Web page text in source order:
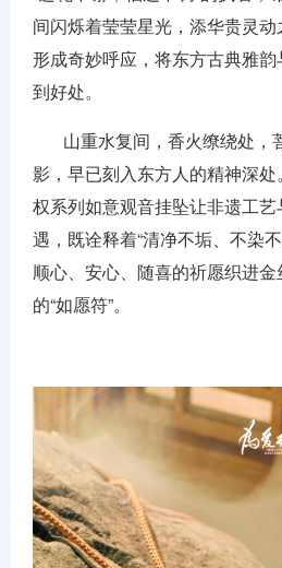
间闪烁着莹莹星光，添华贵灵
形成奇妙呼应，将东方古典雅
到好处。
山重水复间，香火缭绕处，
影，早已刻入东方人的精神深处
权系列如意观音挂坠让非遗工
遇，既诠释着“清净不垢、不染
顺心、安心、随喜的祈愿织进
的“如愿符”。